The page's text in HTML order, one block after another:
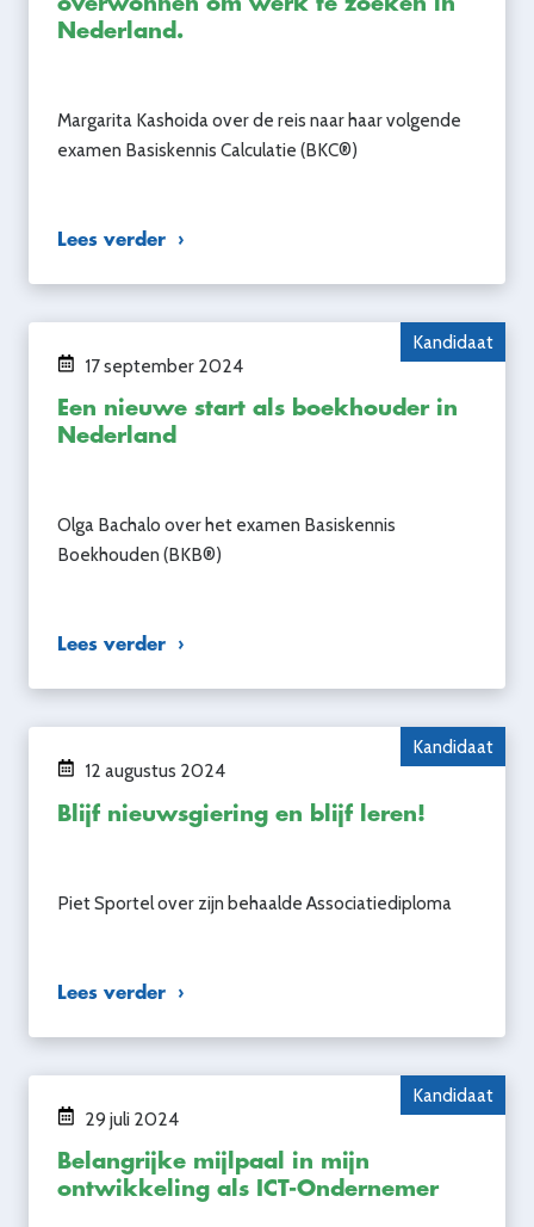
Nederland.
Margarita Kashoida over de reis naar haar volgende
examen Basiskennis Calculatie (BKC®)
Lees verder
Kandidaat
17 september 2024
Een nieuwe start als boekhouder in
Nederland
Olga Bachalo over het examen Basiskennis
Boekhouden (BKB®)
Lees verder
Kandidaat
12 augustus 2024
Blijf nieuwsgiering en blijf leren!
Piet Sportel over zijn behaalde Associatiediploma
Lees verder
Kandidaat
29 juli 2024
Belangrijke mijlpaal in mijn
ontwikkeling als ICT-Ondernemer